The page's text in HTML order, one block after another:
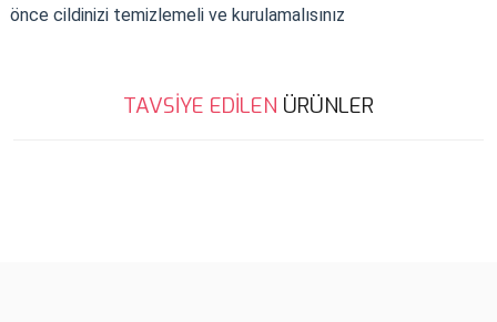
önce cildinizi temizlemeli ve kurulamalısınız
Bu ürünün fiyat bilgisi, resim, ürün açıklamalarında ve diğer
konularda yetersiz gördüğünüz noktaları öneri formunu kullanarak
TAVSİYE EDİLEN ÜRÜNLER